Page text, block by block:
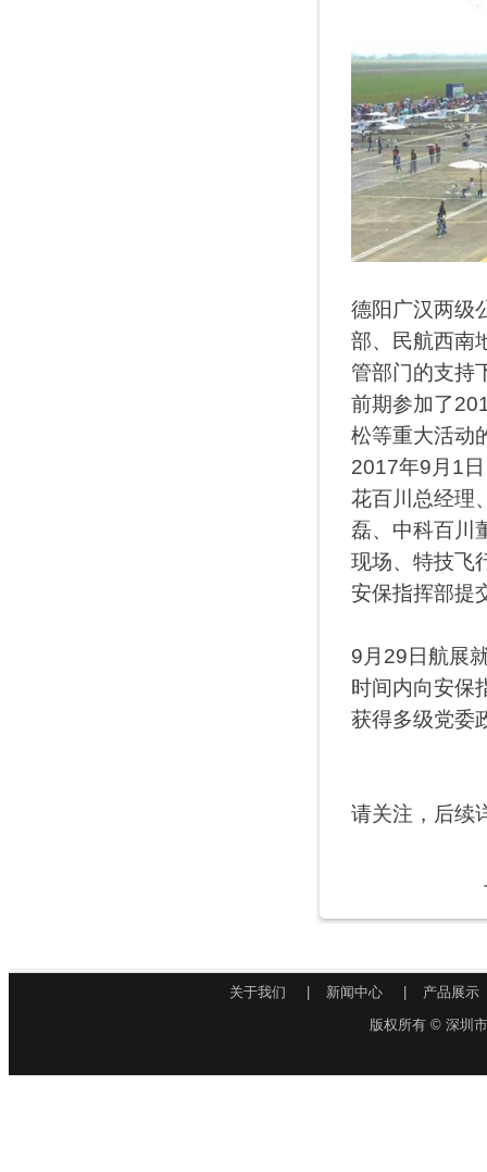
德阳广汉两级
部、民航西南
管部门的支持
前期参加了
松等重大活动
2017年9月1
花百川总经理
磊、中科百川
现场、特技飞
安保指挥部提
9月29日航展
时间内向安保
获得多级党委
请关注，后续
关于我们 新闻中心
产品展示
版权所有 © 深圳